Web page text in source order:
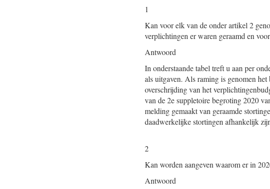
1
Kan voor elk van de onder artikel 2
verplichtingen er waren geraamd en
Antwoord
In onderstaande tabel treft u aan per
als uitgaven. Als raming is genomen het
overschrijding van het
van de 2e suppletoire begroting 2020
melding gemaakt van geraamde
daadwerkelijke stortingen afhankelijk
2
Kan worden aangeven waarom er in
Antwoord